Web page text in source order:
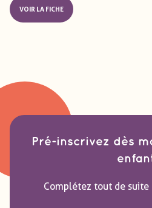
VOIR LA FICHE
Pré-inscrivez dès
Complétez tout de